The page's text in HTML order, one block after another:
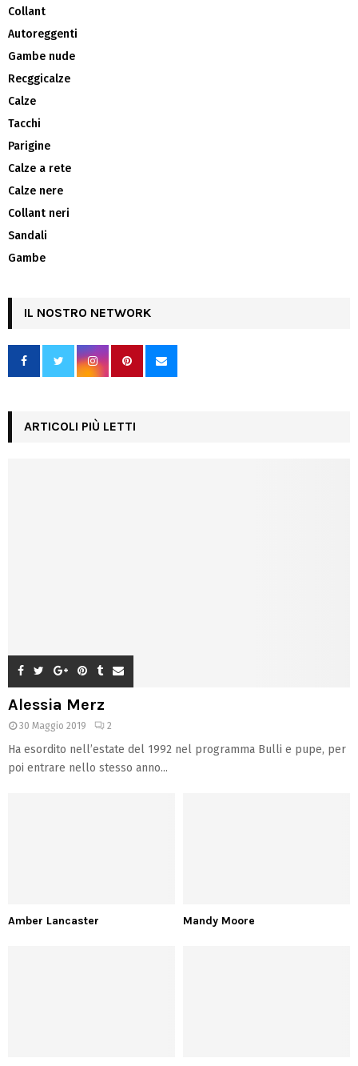
Collant
Autoreggenti
Gambe nude
Recggicalze
Calze
Tacchi
Parigine
Calze a rete
Calze nere
Collant neri
Sandali
Gambe
IL NOSTRO NETWORK
ARTICOLI PIÙ LETTI
Alessia Merz
30 Maggio 2019 2
Ha esordito nell’estate del 1992 nel programma Bulli e pupe, per
poi entrare nello stesso anno...
Amber Lancaster Mandy Moore